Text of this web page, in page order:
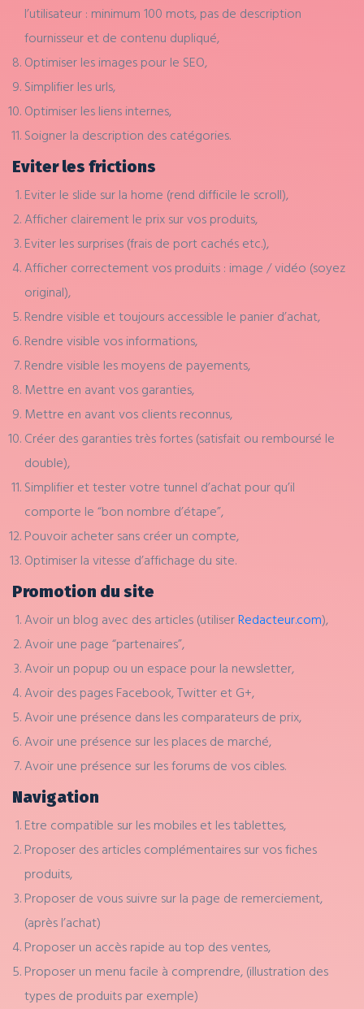
l’utilisateur : minimum 100 mots, pas de description
fournisseur et de contenu dupliqué,
Optimiser les images pour le SEO,
Simplifier les urls,
Optimiser les liens internes,
Soigner la description des catégories.
Eviter les frictions
Eviter le slide sur la home (rend difficile le scroll),
Afficher clairement le prix sur vos produits,
Eviter les surprises (frais de port cachés etc.),
Afficher correctement vos produits : image / vidéo (soyez
original),
Rendre visible et toujours accessible le panier d’achat,
Rendre visible vos informations,
Rendre visible les moyens de payements,
Mettre en avant vos garanties,
Mettre en avant vos clients reconnus,
Créer des garanties très fortes (satisfait ou remboursé le
double),
Simplifier et tester votre tunnel d’achat pour qu’il
comporte le “bon nombre d’étape”,
Pouvoir acheter sans créer un compte,
Optimiser la vitesse d’affichage du site.
Promotion du site
Avoir un blog avec des articles (utiliserRedacteur.com),
Avoir une page “partenaires”,
Avoir un popup ou un espace pour la newsletter,
Avoir des pages Facebook, Twitter et G+,
Avoir une présence dans les comparateurs de prix,
Avoir une présence sur les places de marché,
Avoir une présence sur les forums de vos cibles.
Navigation
Etre compatible sur les mobiles et les tablettes,
Proposer des articles complémentaires sur vos fiches
produits,
Proposer de vous suivre sur la page de remerciement,
(après l’achat)
Proposer un accès rapide au top des ventes,
Proposer un menu facile à comprendre, (illustration des
types de produits par exemple)